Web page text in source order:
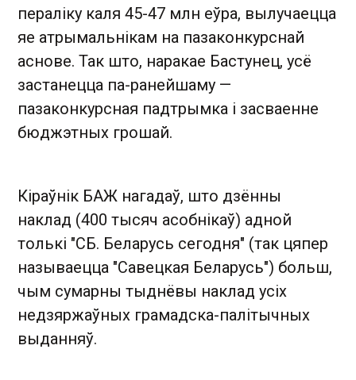
пераліку каля 45-47 млн ​​еўра, вылучаецца
яе атрымальнікам на пазаконкурснай
аснове. Так што, наракае Бастунец, усё
застанецца па-ранейшаму —
пазаконкурсная падтрымка і засваенне
бюджэтных грошай.
Кіраўнік БАЖ нагадаў, што дзённы
наклад (400 тысяч асобнікаў) адной
толькі "СБ. Беларусь сегодня" (так цяпер
называецца "Савецкая Беларусь") больш,
чым сумарны тыднёвы наклад усіх
недзяржаўных грамадска-палітычных
выданняў.